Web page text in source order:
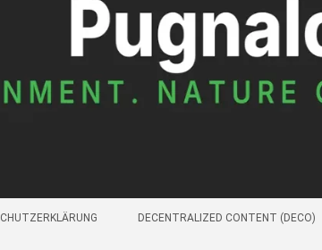
DECENTRALIZED CONTENT (DECO)